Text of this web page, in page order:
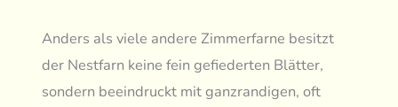
Anders als viele andere Zimmerfarne besitzt
der Nestfarn keine fein gefiederten Blätter,
sondern beeindruckt mit ganzrandigen, oft